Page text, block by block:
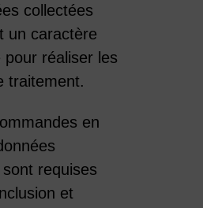
collectées
un caractère
pour réaliser les
traitement.
en
requises
et